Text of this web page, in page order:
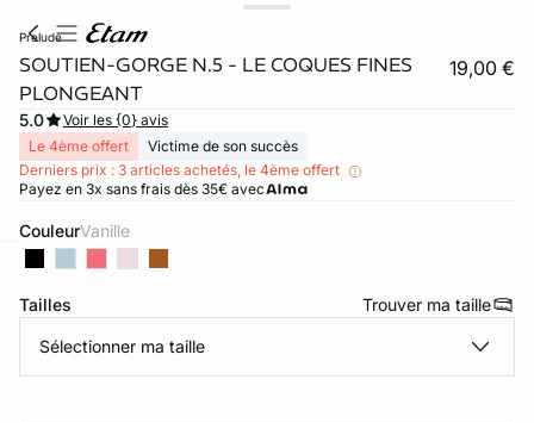
prelude
SOUTIEN-GORGE N.5 - LE COQUES FINES
PLONGEANT
19,00 €
5.0
Voir les {0} avis
Le 4ème offert
Victime de son succès
Derniers prix : 3 articles achetés, le 4ème offert
Payez en 3x sans frais dès 35€ avec
Couleur vanille
Tailles Trouver ma taille
Sélectionner ma taille